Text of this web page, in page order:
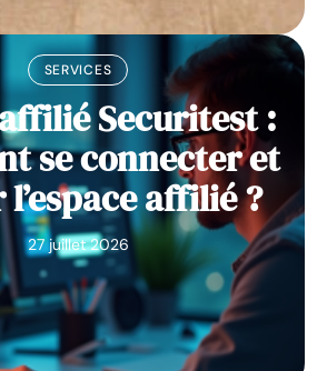
SERVICES
Securitest :
se connecter et
affilié ?
27 juillet 2026